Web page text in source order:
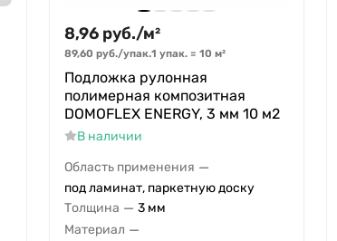
8,96 руб./м²
89,60 руб./упак.1 упак.= 10 м²
Подложка рулонная
полимерная композитная
DOMOFLEX ENERGY, 3 мм 10 м2
В наличии
Область применения —
под ламинат, паркетную доску
Толщина — 3 мм
Материал —